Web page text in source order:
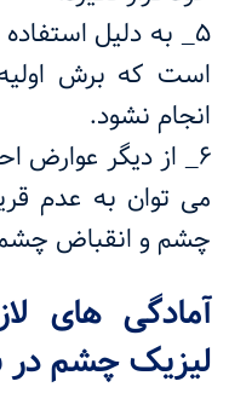
۵_ به دلیل
است که برش
انجام نشود.
۶_ از دیگر عوارض
می توان به عدم
چشم و انقباض
آمادگی های
لیزیک چشم در